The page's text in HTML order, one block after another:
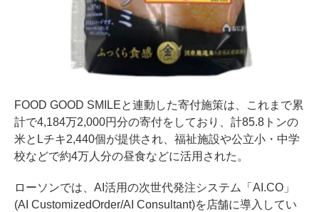
FOOD GOOD SMILEと連動した寄付施策は、これまで累
計で4,184万2,000円分の寄付をしており、計85.8トンの
米とLチキ2,440個が提供され、福祉施設や公立小・中学
校などで約4万人分の昼食などに活用された。
ローソンでは、AI活用の次世代発注システム「AI.CO」
(AI CustomizedOrder/AI Consultant)を店舗に導入してい